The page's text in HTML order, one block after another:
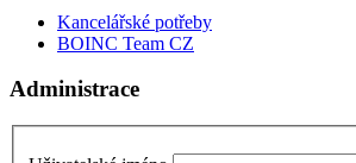
Kancelářské potřeby
BOINC Team CZ
Administrace